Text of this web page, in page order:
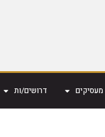
מעסיקים דרושים/ות